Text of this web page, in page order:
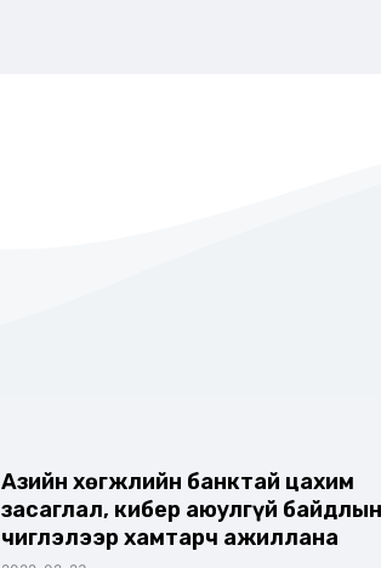
Азийн хөгжлийн банктай цахим
засаглал, кибер аюулгүй байдлын
чиглэлээр хамтарч ажиллана